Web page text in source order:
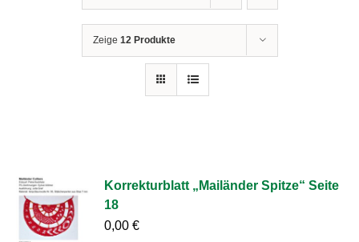
Zeige 12 Produkte
Korrekturblatt „Mailänder Spitze“ Seite
18
0,00€